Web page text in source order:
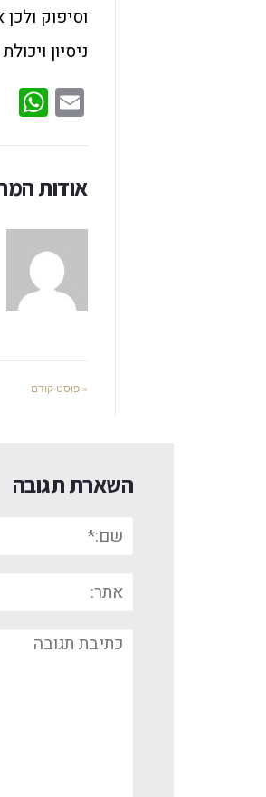
וסיפוק
ניסיון
Email
אודות
« פוסט קודם
השארת תגובה
תגובה